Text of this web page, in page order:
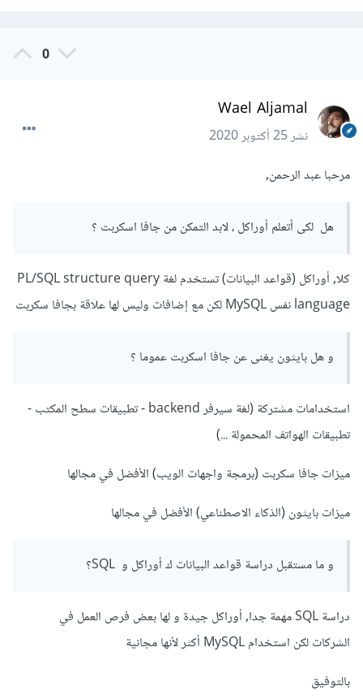
0
Wael Aljamal
نشر25 أكتوبر 2020
مرحبا عبد الرحمن,
هل لكى أتعلم أوراكل ، لابد التمكن من جافا اسكربت ؟
كلا, أوراكل (قواعد البيانات) تستخدم لغة PL/SQL structure query
language نفس MySQL لكن مع إضافات وليس لها علاقة بجافا سكربت
و هل بايثون يغنى عن جافا اسكربت عموما ؟
استخدامات مشتركة (لغة سيرفر backend - تطبيقات سطح المكتب -
تطبيقات الهواتف المحمولة ...)
ميزات جافا سكربت (برمجة واجهات الويب) الأفضل في مجالها
ميزات بايثون (الذكاء الاصطناعي) الأفضل في مجالها
و ما مستقبل دراسة قواعد البيانات ك أوراكل و SQL؟
دراسة SQL مهمة جدا, أوراكل جيدة و لها بعض فرص العمل في
الشركات لكن استخدام MySQL أكثر لأنها مجانية
بالتوفيق